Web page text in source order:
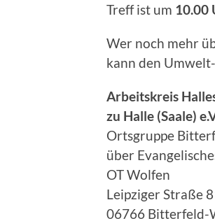
Treff ist um 10.00
Wer noch mehr
kann den
Arbeitskreis
zu Halle (Saale)
Ortsgruppe
über
OT Wolfen
Leipziger Straße
06766 Bitterfeld-